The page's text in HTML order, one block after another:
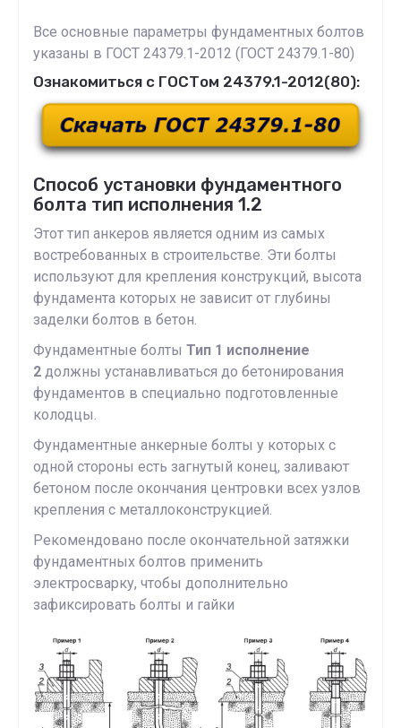
Все основные параметры фундаментных болтов
указаны в ГОСТ 24379.1-2012 (ГОСТ 24379.1-80)
Ознакомиться с ГОСТом 24379.1-2012(80):
Способ установки фундаментного
болта тип исполнения 1.2
Этот тип анкеров является одним из самых
востребованных в строительстве. Эти болты
используют для крепления конструкций, высота
фундамента которых не зависит от глубины
заделки болтов в бетон.
Фундаментные болты Тип 1 исполнение
2 должны устанавливаться до бетонирования
фундаментов в специально подготовленные
колодцы.
Фундаментные анкерные болты у которых с
одной стороны есть загнутый конец, заливают
бетоном после окончания центровки всех узлов
крепления с металлоконструкцией.
Рекомендовано после окончательной затяжки
фундаментных болтов применить
электросварку, чтобы дополнительно
зафиксировать болты и гайки